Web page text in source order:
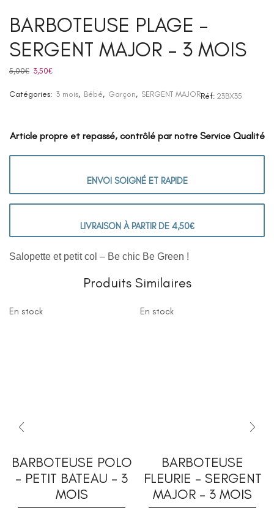
BARBOTEUSE PLAGE –
SERGENT MAJOR – 3 MOIS
5,00€ Le
initial
3,50€
actuel
Catégories: 3 mois, Bébé, Garçon, SERGENT MAJORRéf: 23BX35
Article propre et repassé, contrôlé par notre Service Qualité
ENVOI SOIGNÉ ET RAPIDE
LIVRAISON À PARTIR DE 4,50€
Salopette et petit col – Be chic Be Green !
Produits Similaires
En stock
BARBOTEUSE POLO
– PETIT BATEAU – 3
MOIS
En stock
BARBOTEUSE
FLEURIE – SERGENT
MAJOR – 3 MOIS